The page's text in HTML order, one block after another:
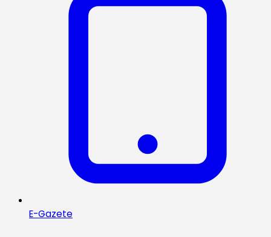
E-Gazete